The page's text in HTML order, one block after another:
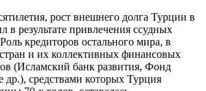
рост внешнего долга Турции в
в результате привлечения ссудных
кредиторов остального мира, в
и их коллективных финансовых
(Исламский банк развития, Фонд
др.), средствами которых Турция